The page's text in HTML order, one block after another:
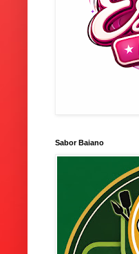
Sabor Baiano